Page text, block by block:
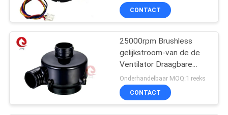
CONTACT
25000rpm Brushless
gelijkstroom-van de de
Ventilator Draagbare
inflatie van de Motor24v
Lucht de Ventilatorcapa
Ventilator
Onderhandelbaar MOQ:1 reeks
CONTACT